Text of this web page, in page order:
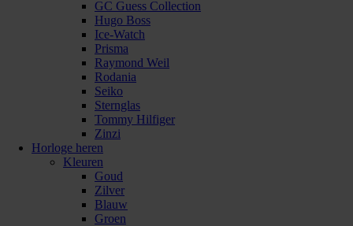
GC Guess Collection
Hugo Boss
Ice-Watch
Prisma
Raymond Weil
Rodania
Seiko
Sternglas
Tommy Hilfiger
Zinzi
Horloge heren
Kleuren
Goud
Zilver
Blauw
Groen